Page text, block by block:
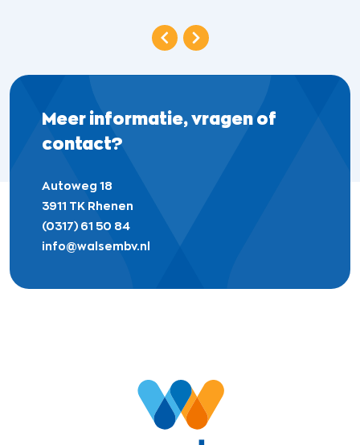
Meer informatie,vragen of
contact?
Autoweg 18
3911 TK Rhenen
(0317) 61 50 84
info@walsembv.nl